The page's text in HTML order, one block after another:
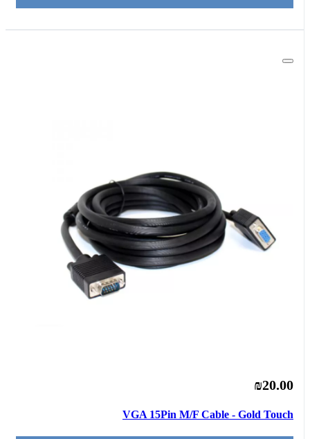
₪20.00
VGA 15Pin M/F Cable - Gold Touch